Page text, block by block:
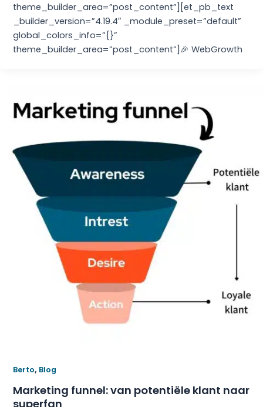
theme_builder_area=”post_content”][et_pb_text
_builder_version=”4.19.4″ _module_preset=”default”
global_colors_info=”{}”
theme_builder_area=”post_content”]🎉 WebGrowth
Berto, Blog
Marketing funnel: van potentiële klant naar
superfan